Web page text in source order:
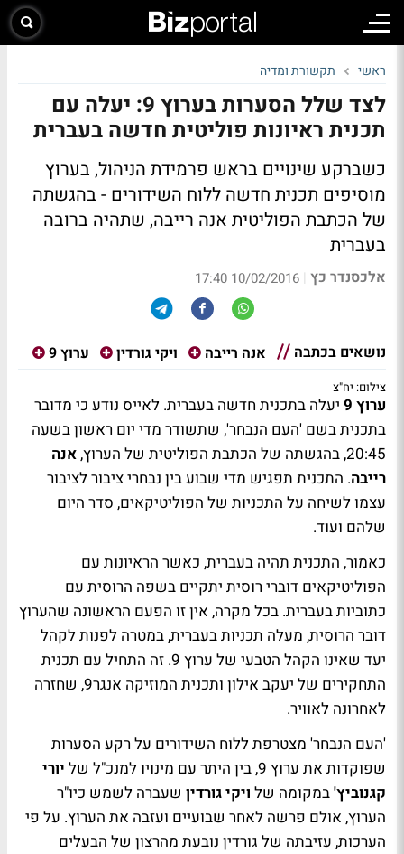
ראשי תקשורת ומדיה
לצד שלל הסערות בערוץ 9: יעלה עם
תכנית ראיונות פוליטית חדשה בעברית
כשברקע שינויים בראש פרמידת הניהול, בערוץ
מוסיפים תכנית חדשה ללוח השידורים - בהגשתה
של הכתבת הפוליטית אנה רייבה, שתהיה ברובה
בעברית
אלכסנדר כץ |
10/02/2016 17:40
נושאים בכתבה אנה רייבה ויקי גורדין ערוץ 9
צילום: יח"צ
ערוץ 9
יעלה בתכנית חדשה בעברית. לאייס נודע כי מדובר
בתכנית בשם 'העם הנבחר', שתשודר מדי יום ראשון בשעה
20:45, בהגשתה של הכתבת הפוליטית של הערוץ,
אנה
רייבה. התכנית תפגיש מדי שבוע בין נבחרי ציבור לציבור
עצמו לשיחה על התכניות של הפוליטיקאים, סדר היום
שלהם ועוד.
כאמור, התכנית תהיה בעברית, כאשר הראיונות עם
הפוליטיקאים דוברי רוסית יתקיים בשפה הרוסית עם
כתוביות בעברית. בכל מקרה, אין זו הפעם הראשונה שהערוץ
דובר הרוסית, מעלה תכניות בעברית, במטרה לפנות לקהל
יעד שאינו הקהל הטבעי של ערוץ 9. זה התחיל עם תכנית
התחקירים של יעקב אילון ותכנית המוזיקה אנגר9, שחזרה
לאחרונה לאוויר.
'העם הנבחר' מצטרפת ללוח השידורים על רקע הסערות
שפוקדות את ערוץ 9, בין היתר עם מינויו למנכ"ל של
יורי
קגנוביץ'במקומה של ויקי גורדין שעברה לשמש כיו"ר
הערוץ, אולם פרשה לאחר שבועיים ועזבה את הערוץ. על פי
הערכות, עזיבתה של גורדין נובעת מהרצון של הבעלים